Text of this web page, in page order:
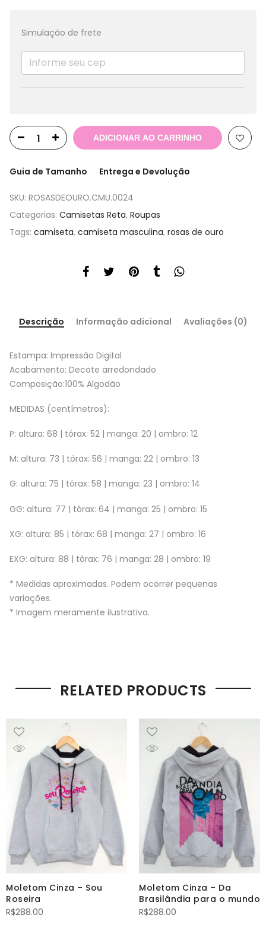
Simulação de frete
ADICIONAR AO CARRINHO
Guia de Tamanho Entrega e Devolução
SKU: ROSASDEOURO.CMU.0024
Categorias: Camisetas Reta, Roupas
Tags: camiseta, camiseta masculina, rosas de ouro
Descrição Informação adicional Avaliações (0)
Estampa: Impressão Digital
Acabamento: Decote arredondado
Composição:100% Algodão
MEDIDAS (centímetros):
P: altura: 68 | tórax: 52 | manga: 20 | ombro: 12
M: altura: 73 | tórax: 56 | manga: 22 | ombro: 13
G: altura: 75 | tórax: 58 | manga: 23 | ombro: 14
GG: altura: 77 | tórax: 64 | manga: 25 | ombro: 15
XG: altura: 85 | tórax: 68 | manga: 27 | ombro: 16
EXG: altura: 88 | tórax: 76 | manga: 28 | ombro: 19
* Medidas aproximadas. Podem ocorrer pequenas
variações.
* Imagem meramente ilustrativa.
RELATED PRODUCTS
Moletom Cinza – Sou
Roseira
R$288.00
Moletom Cinza – Da
Brasilândia para o mundo
R$288.00